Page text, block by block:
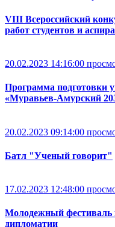
VIII Всероссийский
работ студентов и
20.02.2023 14:16:00
Программа подготовки
«Муравьев-Амурский
20.02.2023 09:14:00
Батл "Ученый говорит"
17.02.2023 12:48:00
Молодежный фестиваль
дипломатии